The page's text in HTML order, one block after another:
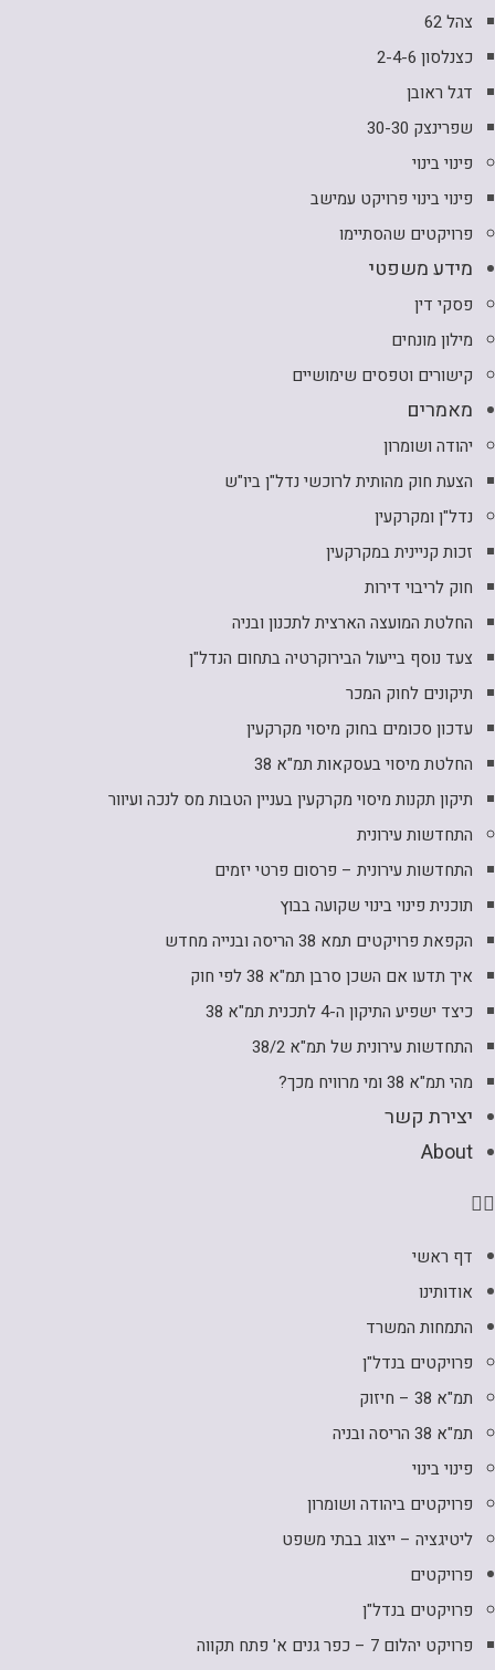
צהל 62
כצנלסון 2-4-6
דגל ראובן
שפרינצק 30-30
פינוי בינוי
פינוי בינוי פרויקט עמישב
פרויקטים שהסתיימו
מידע משפטי
פסקי דין
מילון מונחים
קישורים וטפסים שימושיים
מאמרים
יהודה ושומרון
הצעת חוק מהותית לרוכשי נדל"ן ביו"ש
נדל"ן ומקרקעין
זכות קניינית במקרקעין
חוק לריבוי דירות
החלטת המועצה הארצית לתכנון ובניה
צעד נוסף בייעול הבירוקרטיה בתחום הנדל"ן
תיקונים לחוק המכר
עדכון סכומים בחוק מיסוי מקרקעין
החלטת מיסוי בעסקאות תמ"א 38
תיקון תקנות מיסוי מקרקעין בעניין הטבות מס לנכה ועיוור
התחדשות עירונית
התחדשות עירונית – פרסום פרטי יזמים
תוכנית פינוי בינוי שקועה בבוץ
הקפאת פרויקטים תמא 38 הריסה ובנייה מחדש
איך תדעו אם השכן סרבן תמ"א 38 לפי חוק
כיצד ישפיע התיקון ה-4 לתכנית תמ"א 38
התחדשות עירונית של תמ"א 38/2
מהי תמ"א 38 ומי מרוויח מכך?
יצירת קשר
About
דף ראשי
אודותינו
התמחות המשרד
פרויקטים בנדל"ן
תמ"א 38 – חיזוק
תמ"א 38 הריסה ובניה
פינוי בינוי
פרויקטים ביהודה ושומרון
ליטיגציה – ייצוג בבתי משפט
פרויקטים
פרויקטים בנדל"ן
פרויקט יהלום 7 – כפר גנים א' פתח תקווה